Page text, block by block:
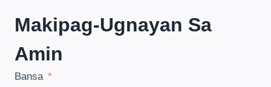
Makipag-Ugnayan Sa
Amin
Bansa